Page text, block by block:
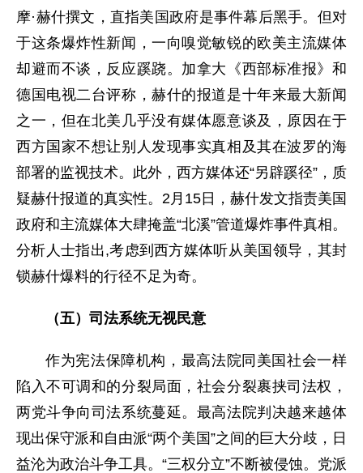
摩·赫什撰文，直指美国政府是事件幕后黑手。但对
于这条爆炸性新闻，一向嗅觉敏锐的欧美主流媒体
却避而不谈，反应蹊跷。加拿大《西部标准报》和
德国电视二台评称，赫什的报道是十年来最大新闻
之一，但在北美几乎没有媒体愿意谈及，原因在于
西方国家不想让别人发现事实真相及其在波罗的海
部署的监视技术。此外，西方媒体还“另辟蹊径”，质
疑赫什报道的真实性。2月15日，赫什发文指责美国
政府和主流媒体大肆掩盖“北溪”管道爆炸事件真相。
分析人士指出,考虑到西方媒体听从美国领导，其封
锁赫什爆料的行径不足为奇。
（五）司法系统无视民意
作为宪法保障机构，最高法院同美国社会一样
陷入不可调和的分裂局面，社会分裂裹挟司法权，
两党斗争向司法系统蔓延。最高法院判决越来越体
现出保守派和自由派“两个美国”之间的巨大分歧，日
益沦为政治斗争工具。“三权分立”不断被侵蚀。党派